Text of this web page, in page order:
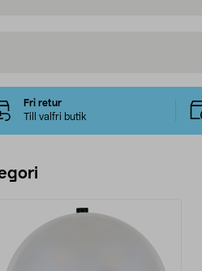
Fri retur
Till valfri butik